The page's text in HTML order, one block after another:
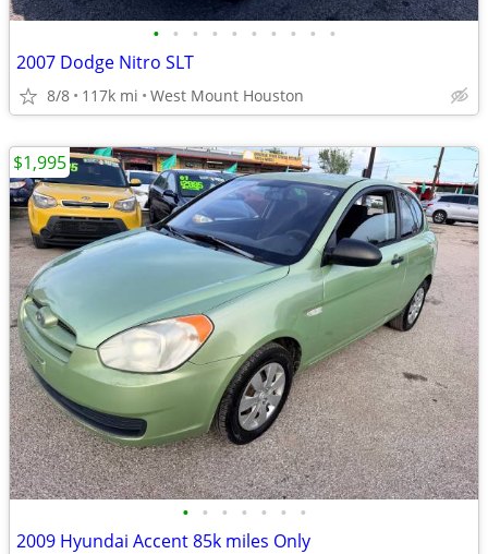
• • • • • • • • • •
2007 Dodge Nitro SLT
8/8 117k mi West Mount Houston
• • • • • • •
2009 Hyundai Accent 85k miles Only
$1,995